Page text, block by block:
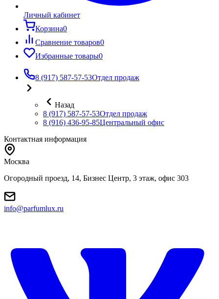
Личный кабинет
Корзина0
Сравнение товаров0
Избранные товары0
8 (917) 587-57-53Отдел продаж
Назад
8 (917) 587-57-53Отдел продаж
8 (916) 436-95-85Центральный офис
Контактная информация
Москва
Огородный проезд, 14, Бизнес Центр, 3 этаж, офис 303
info@parfumlux.ru